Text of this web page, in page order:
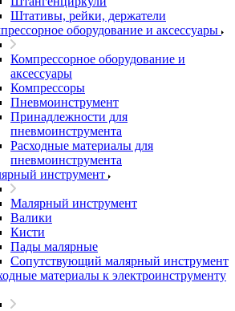
Штативы, рейки, держатели
оборудование и аксессуары
Компрессорное оборудование и
аксессуары
Компрессоры
Пневмоинструмент
Принадлежности для
пневмоинструмента
Расходные материалы для
пневмоинструмента
инструмент
Малярный инструмент
Валики
Кисти
Пады малярные
Сопутствующий малярный инструмент
материалы к электроинструменту